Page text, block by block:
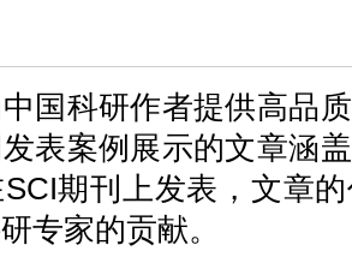
国科研作者提供高品
表案例展示的文章涵
期刊上发表，文章
专家的贡献。